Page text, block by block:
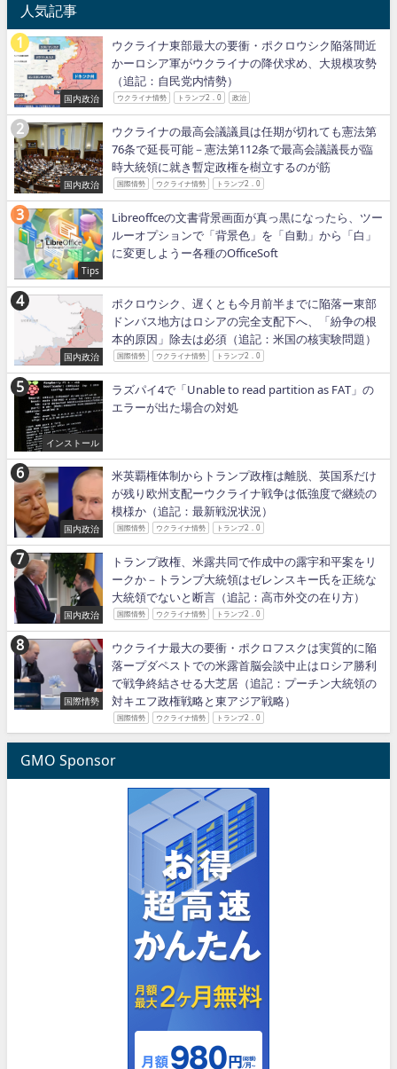
人気記事
国内政治
ウクライナ東部最大の要衝・ポクロウシク陥落間近
かーロシア軍がウクライナの降伏求め、大規模攻勢
（追記：自民党内情勢）
ウクライナ情勢 トランプ2．0 政治
国内政治
ウクライナの最高会議議員は任期が切れても憲法第
76条で延長可能－憲法第112条で最高会議議長が臨
時大統領に就き暫定政権を樹立するのが筋
国際情勢 ウクライナ情勢 トランプ2．0
Tips
Libreoffceの文書背景画面が真っ黒になったら、ツー
ルーオプションで「背景色」を「自動」から「白」
に変更しようー各種のOfficeSoft
国内政治
ポクロウシク、遅くとも今月前半までに陥落ー東部
ドンバス地方はロシアの完全支配下へ、「紛争の根
本的原因」除去は必須（追記：米国の核実験問題）
国際情勢 ウクライナ情勢 トランプ2．0
インストール
ラズパイ4で「Unable to read partition as FAT」の
エラーが出た場合の対処
国内政治
米英覇権体制からトランプ政権は離脱、英国系だけ
が残り欧州支配ーウクライナ戦争は低強度で継続の
模様か（追記：最新戦況状況）
国際情勢 ウクライナ情勢 トランプ2．0
国内政治
トランプ政権、米露共同で作成中の露宇和平案をリ
ークか－トランプ大統領はゼレンスキー氏を正統な
大統領でないと断言（追記：高市外交の在り方）
国際情勢 ウクライナ情勢 トランプ2．0
国際情勢
ウクライナ最大の要衝・ポクロフスクは実質的に陥
落ープダペストでの米露首脳会談中止はロシア勝利
で戦争終結させる大芝居（追記：プーチン大統領の
対キエフ政権戦略と東アジア戦略）
国際情勢 ウクライナ情勢 トランプ2．0
GMO Sponsor